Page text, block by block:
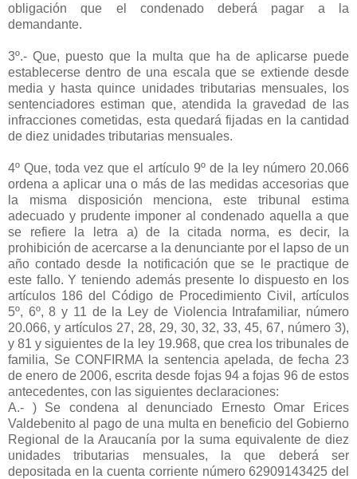
obligación que el condenado deberá pagar a la
demandante.
3º.- Que, puesto que la multa que ha de aplicarse puede
establecerse dentro de una escala que se extiende desde
media y hasta quince unidades tributarias mensuales, los
sentenciadores estiman que, atendida la gravedad de las
infracciones cometidas, esta quedará fijadas en la cantidad
de diez unidades tributarias mensuales.
4º Que, toda vez que el artículo 9º de la ley número 20.066
ordena a aplicar una o más de las medidas accesorias que
la misma disposición menciona, este tribunal estima
adecuado y prudente imponer al condenado aquella a que
se refiere la letra a) de la citada norma, es decir, la
prohibición de acercarse a la denunciante por el lapso de un
año contado desde la notificación que se le practique de
este fallo. Y teniendo además presente lo dispuesto en los
artículos 186 del Código de Procedimiento Civil, artículos
5º, 6º, 8 y 11 de la Ley de Violencia Intrafamiliar, número
20.066, y artículos 27, 28, 29, 30, 32, 33, 45, 67, número 3),
y 81 y siguientes de la ley 19.968, que crea los tribunales de
familia, Se CONFIRMA la sentencia apelada, de fecha 23
de enero de 2006, escrita desde fojas 94 a fojas 96 de estos
antecedentes, con las siguientes declaraciones:
A.- ) Se condena al denunciado Ernesto Omar Erices
Valdebenito al pago de una multa en beneficio del Gobierno
Regional de la Araucanía por la suma equivalente de diez
unidades tributarias mensuales, la que deberá ser
depositada en la cuenta corriente número 62909143425 del